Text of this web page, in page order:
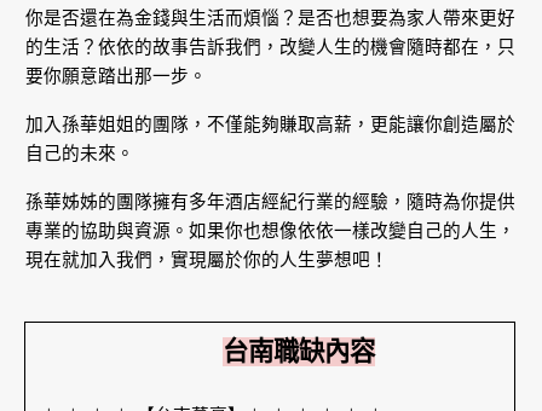
你是否還在為金錢與生活而煩惱？是否也想要為家人帶來更好
的生活？依依的故事告訴我們，改變人生的機會隨時都在，只
要你願意踏出那一步。
加入孫華姐姐的團隊，不僅能夠賺取高薪，更能讓你創造屬於
自己的未來。
孫華姊姊的團隊擁有多年酒店經紀行業的經驗，隨時為你提供
專業的協助與資源。如果你也想像依依一樣改變自己的人生，
現在就加入我們，實現屬於你的人生夢想吧！
台南職缺內容